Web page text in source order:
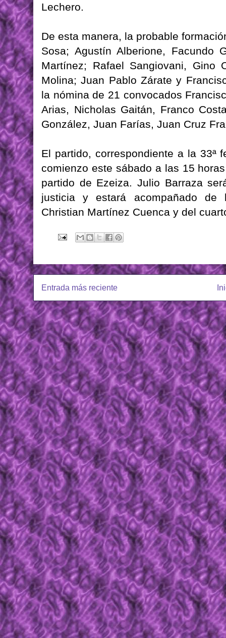
Lechero.
De esta manera, la probable
Sosa; Agustín Alberione, Facundo
Martínez; Rafael Sangiovani, Gino
Molina; Juan Pablo Zárate y
la nómina de 21 convocados
Arias, Nicholas Gaitán, Franco
González, Juan Farías, Juan Cruz
El partido, correspondiente a la 33ª
comienzo este sábado a las 15
partido de Ezeiza. Julio Barraza
justicia y estará acompañado
Christian Martínez Cuenca y del
Entrada más reciente